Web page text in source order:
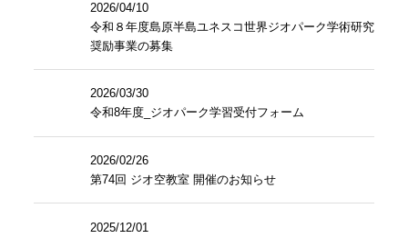
2026/04/10
令和８年度島原半島ユネスコ世界ジオパーク学術研究
奨励事業の募集
2026/03/30
令和8年度_ジオパーク学習受付フォーム
2026/02/26
第74回 ジオ空教室 開催のお知らせ
2025/12/01